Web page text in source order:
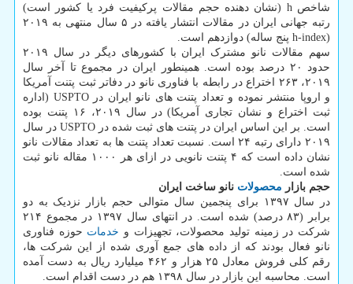
شاخص h (نشان دهنده حجم مقالات پرکیفیت فرد یا کشور است)
رتبه جهانی ایران در مقالات انتشار یافته در ۵ سال منتهی به ۲۰۱۹
(h-index پنج ساله) دوازدهم است.
سهم مقالات نانو مشترک ایران با کشورهای دیگر در سال ۲۰۱۹
حدود ۲۰ درصد بوده است. همینطور ایران در مجموع تا آخر سال
۲۰۱۹، ۲۶۳ اختراع در رابطه با فناوری نانو در دفاتر ثبت پتنت آمریکا
و اروپا منتشر نموده و تعداد پتنت های نانو ایران در USPTO (اداره
ثبت اختراع و نشان تجاری آمریکا) در سال ۲۰۱۹، ۱۶ پتنت بوده
است. بر این اساس ایران در پتنت های ثبت شده در USPTO در سال
۲۰۱۹ دارای رتبه ۲۴ است. نسبت تعداد پتنت ها به تعداد مقالات نانو
نشان داده است که ۴ پتنت نانویی در ازای هر ۱۰۰۰ مقاله نانو ثبت
شده است.
حجم بازار محصولات نانو ساخت ایران
در سال ۱۳۹۷ برای پنجمین سال متوالی حجم بازار نزدیک به دو
برابر (۸۳ درصد) شده است. در انتهای سال ۱۳۹۷ در مجموع ۲۱۴
شرکت در زمینه تولید محصولات، تجهیزات و خدمات حوزه فناوری
نانو فعال بودند که از داده های جمع آوری شده از این شرکت ها،
رقم کلی فروش معادل ۲۵ هزار و ۴۶۲ میلیارد ریال به دست آمده
است. محاسبه این بازار در سال ۱۳۹۸ هم در دست اقدام است.